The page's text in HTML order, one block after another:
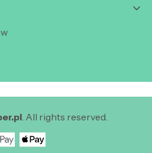
. All rights reserved.